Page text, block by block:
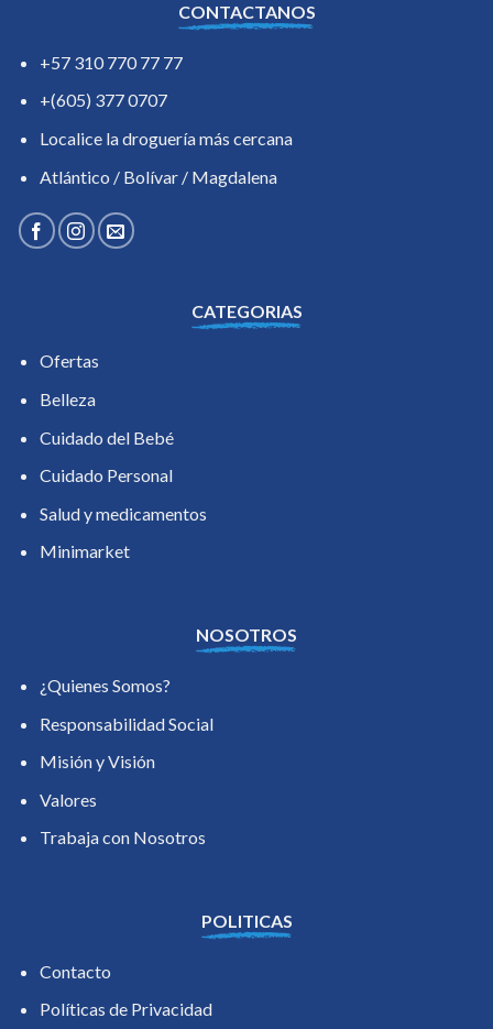
CONTACTANOS
+57 310 770 77 77
+(605) 377 0707
Localice la droguería más cercana
Atlántico / Bolívar / Magdalena
CATEGORIAS
Ofertas
Belleza
Cuidado del Bebé
Cuidado Personal
Salud y medicamentos
Minimarket
NOSOTROS
¿Quienes Somos?
Responsabilidad Social
Misión y Visión
Valores
Trabaja con Nosotros
POLITICAS
Contacto
Políticas de Privacidad